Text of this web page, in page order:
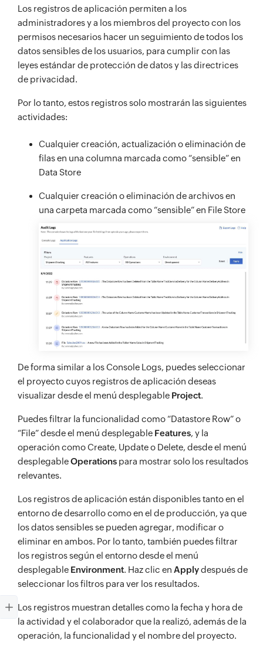
Los registros de aplicación permiten a los
administradores y a los miembros del proyecto con los
permisos necesarios hacer un seguimiento de todos los
datos sensibles de los usuarios, para cumplir con las
leyes estándar de protección de datos y las directrices
de privacidad.
Por lo tanto, estos registros solo mostrarán las siguientes
actividades:
Cualquier creación, actualización o eliminación de
filas en una columna marcada como “sensible” en
Data Store
Cualquier creación o eliminación de archivos en
una carpeta marcada como “sensible” en File Store
De forma similar a los Console Logs, puedes seleccionar
el proyecto cuyos registros de aplicación deseas
visualizar desde el menú desplegable Project.
Puedes filtrar la funcionalidad como “Datastore Row” o
“File” desde el menú desplegable Features, y la
operación como Create, Update o Delete, desde el menú
desplegableOperations para mostrar solo los resultados
relevantes.
Los registros de aplicación están disponibles tanto en el
entorno de desarrollo como en el de producción, ya que
los datos sensibles se pueden agregar, modificar o
eliminar en ambos. Por lo tanto, también puedes filtrar
los registros según el entorno desde el menú
desplegable Environment. Haz clic en Applydespués de
seleccionar los filtros para ver los resultados.
Los registros muestran detalles como la fecha y hora de
la actividad y el colaborador que la realizó, además de la
operación, la funcionalidad y el nombre del proyecto.